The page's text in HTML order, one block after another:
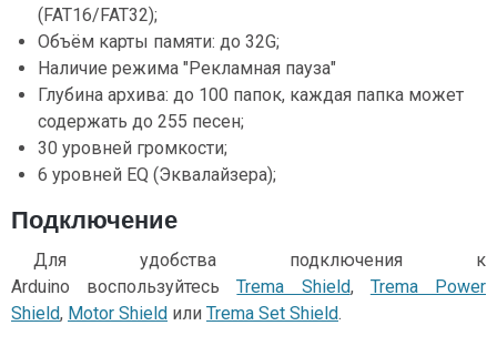
(FAT16/FAT32);
Объём карты памяти: до 32G;
Наличие режима "Рекламная пауза"
Глубина архива: до 100 папок, каждая папка может
содержать до 255 песен;
30 уровней громкости;
6 уровней EQ (Эквалайзера);
Подключение
Для удобства подключения к
Arduino воспользуйтесьTrema Shield, Trema Power
Shield, Motor Shield или Trema Set Shield.